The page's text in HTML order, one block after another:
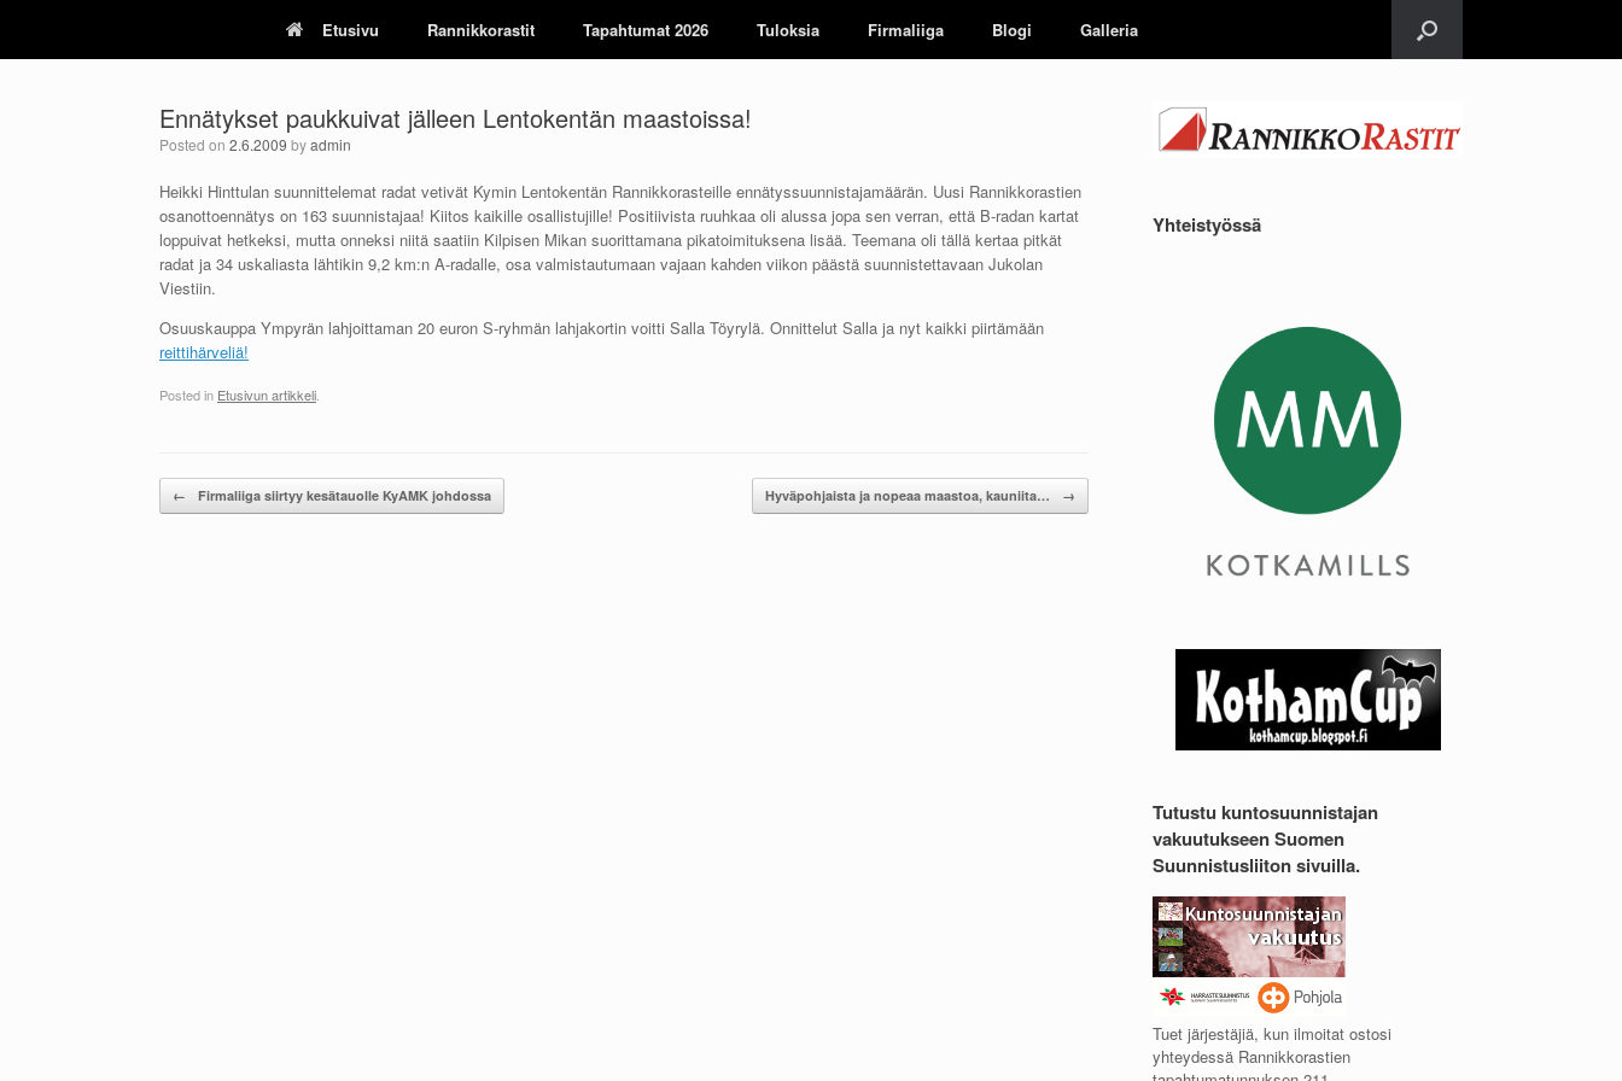
content
Etusivu Rannikkorastit Tapahtumat 2026 Tuloksia Firmaliiga Blogi Galleria
Ennätykset paukkuivat jälleen Lentokentän maastoissa!
Posted on 2.6.2009 byadmin
Heikki Hinttulan suunnittelemat radat vetivät Kymin Lentokentän Rannikkorasteille ennätyssuunnistajamäärän. Uusi Rannikkorastien
osanottoennätys on 163 suunnistajaa! Kiitos kaikille osallistujille! Positiivista ruuhkaa oli alussa jopa sen verran, että B-radan kartat
loppuivat hetkeksi, mutta onneksi niitä saatiin Kilpisen Mikan suorittamana pikatoimituksena lisää. Teemana oli tällä kertaa pitkät
radat ja 34 uskaliasta lähtikin 9,2 km:n A-radalle, osa valmistautumaan vajaan kahden viikon päästä suunnistettavaan Jukolan
Viestiin.
Osuuskauppa Ympyrän lahjoittaman 20 euron S-ryhmän lahjakortin voitti Salla Töyrylä. Onnittelut Salla ja nyt kaikki piirtämään
reittihärveliä!
Posted in Etusivun artikkeli
Post navigation
← Firmaliiga siirtyy kesätauolle KyAMK johdossa Hyväpohjaista ja nopeaa maastoa, kauniita… →
Yhteistyössä
Tutustu kuntosuunnistajan
vakuutukseen Suomen
Suunnistusliiton sivuilla.
Tuet järjestäjiä, kun ilmoitat ostosi
yhteydessä Rannikkorastien